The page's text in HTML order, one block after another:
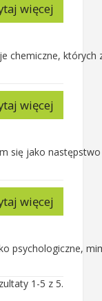
więcej
chemiczne,
więcej
się jako
więcej
psychologiczne,
1-5 z 5.